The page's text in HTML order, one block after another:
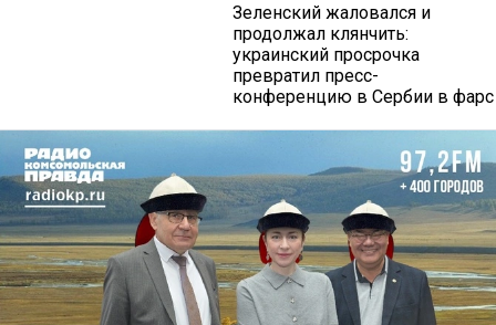
Зеленский жаловался и
продолжал клянчить:
украинский просрочка
превратил пресс-
конференцию в Сербии в фарс